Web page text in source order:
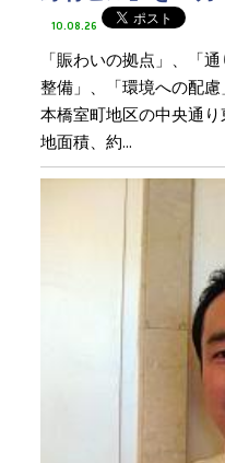
10.08.26
「賑わいの拠点」、「
整備」、「環境への配
本橋室町地区の中央通
地面積、約...